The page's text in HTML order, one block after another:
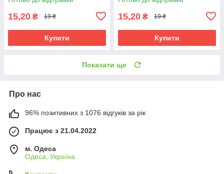
15,20 ₴ 19 ₴
Купити
15,20 ₴ 19 ₴
Купити
Показати ще
Про нас
96% позитивних з 1076 відгуків за рік
Працює з 21.04.2022
м. Одеса
Одеса, Україна